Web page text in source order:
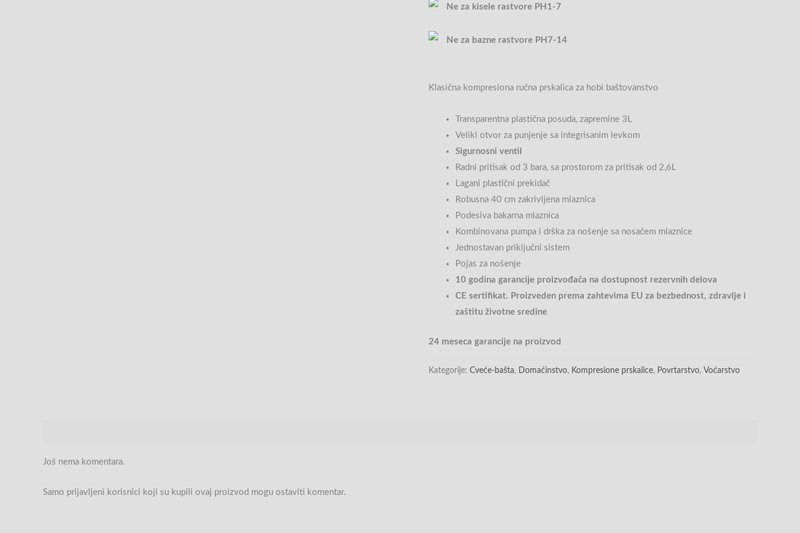
Ne za kisele rastvore PH1-7
Ne za bazne rastvore PH7-14
Klasična kompresiona ručna prskalica za hobi baštovanstvo
Transparentna plastična posuda, zapremine 3L
Veliki otvor za punjenje sa integrisanim levkom
Sigurnosni ventil
Radni pritisak od 3 bara, sa prostorom za pritisak od 2,6L
Lagani plastični prekidač
Robusna 40 cm zakrivljena mlaznica
Podesiva bakarna mlaznica
Kombinovana pumpa i drška za nošenje sa nosačem mlaznice
Jednostavan priključni sistem
Pojas za nošenje
10 godina garancije proizvođača na dostupnost rezervnih delova
CE sertifikat. Proizveden prema zahtevima EU za bezbednost, zdravlje i
zaštitu životne sredine
24 meseca garancije na proizvod
Kategorije: Cveće-bašta, Domaćinstvo, Kompresione prskalice, Povrtarstvo, Voćarstvo
Još nema komentara.
Samo prijavljeni korisnici koji su kupili ovaj proizvod mogu ostaviti komentar.